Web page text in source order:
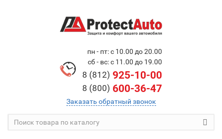
пн - пт: с 10.00 до 20.00
сб - вс: с 11.00 до 19.00
8 (812) 925-10-00
8 (800) 600-36-47
Заказать обратный звонок